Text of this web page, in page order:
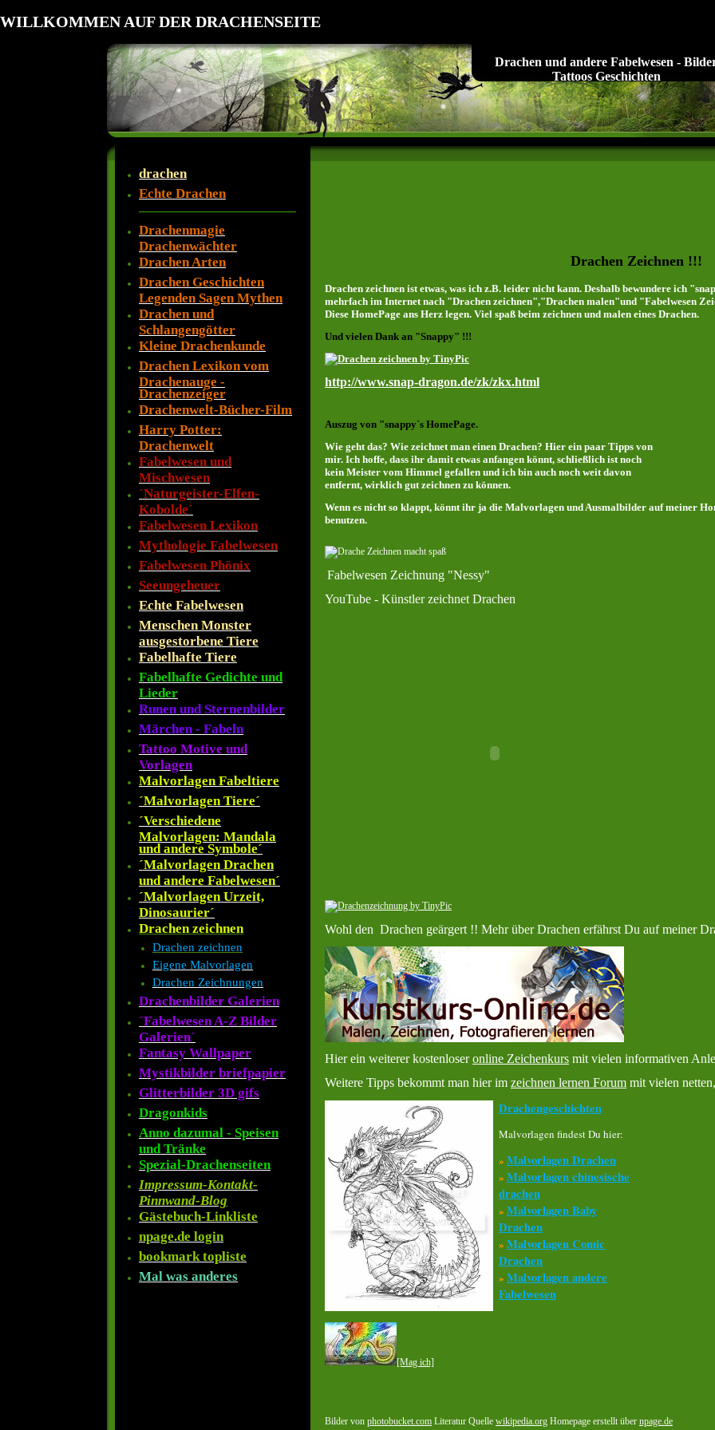
WILLKOMMEN AUF DER DRACHENSEITE
Drachen und andere Fabelwesen -
Tattoos Geschichten
drachen
Echte Drachen
Drachenmagie
Drachenwächter
Drachen Arten
Drachen Geschichten
Legenden Sagen Mythen
Drachen und
Schlangengötter
Kleine Drachenkunde
Drachen Lexikon vom
Drachenauge -
Drachenzeiger
Drachenwelt-Bücher-Film
Harry Potter:
Drachenwelt
Fabelwesen und
Mischwesen
´Naturgeister-Elfen-
Kobolde´
Fabelwesen Lexikon
Mythologie Fabelwesen
Fabelwesen Phönix
Seeungeheuer
Echte Fabelwesen
Menschen Monster
ausgestorbene Tiere
Fabelhafte Tiere
Fabelhafte Gedichte und
Lieder
Runen und Sternenbilder
Märchen - Fabeln
Tattoo Motive und
Vorlagen
Malvorlagen Fabeltiere
´Malvorlagen Tiere´
´Verschiedene
Malvorlagen: Mandala
und andere Symbole´
´Malvorlagen Drachen
und andere Fabelwesen´
´Malvorlagen Urzeit,
Dinosaurier´
Drachen zeichnen
Drachen zeichnen
Eigene Malvorlagen
Drachen Zeichnungen
Drachenbilder Galerien
´Fabelwesen A-Z Bilder
Galerien´
Fantasy Wallpaper
Mystikbilder briefpapier
Glitterbilder 3D gifs
Dragonkids
Anno dazumal - Speisen
und Tränke
Spezial-Drachenseiten
Impressum-Kontakt-
Pinnwand-Blog
Gästebuch-Linkliste
npage.de login
bookmark topliste
Mal was anderes
Drachen Zeichnen !!!
Drachen zeichnen ist etwas, was ich z.B. leider nicht kann. Deshalb bewundere ich
mehrfach im Internet nach "Drachen zeichnen","Drachen malen"und "Fabelwesen
Diese HomePage ans Herz legen. Viel spaß beim zeichnen und malen eines Drachen.
Und vielen Dank an "Snappy" !!!
http://www.snap-dragon.de/zk/zkx.html
Auszug von "snappy´s HomePage.
Wie geht das? Wie zeichnet man einen Drachen? Hier ein paar Tipps von
mir. Ich hoffe, dass ihr damit etwas anfangen könnt, schließlich ist noch
kein Meister vom Himmel gefallen und ich bin auch noch weit davon
entfernt, wirklich gut zeichnen zu können.
Wenn es nicht so klappt, könnt ihr ja die Malvorlagen und Ausmalbilder auf meiner
benutzen.
Fabelwesen Zeichnung "Nessy"
YouTube - Künstler zeichnet Drachen
Wohl den Drachen geärgert !! Mehr über Drachen erfährst Du auf meiner
Hier ein weiterer kostenloseronline Zeichenkurs mit vielen informativen
Weitere Tipps bekommt man hier im zeichnen lernen Forum mit vielen
Drachengeschichten
Malvorlagen findest Du hier:
» Malvorlagen Drachen
» Malvorlagen chinesische
drachen
» Malvorlagen Baby
Drachen
» Malvorlagen Comic
Drachen
» Malvorlagen andere
Fabelwesen
[Mag ich]
Bilder von photobucket.com Literatur Quelle wikipedia.org Homepage erstellt über npage.de